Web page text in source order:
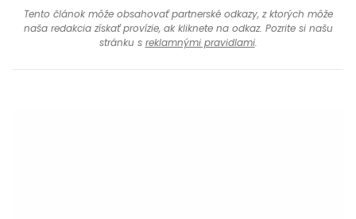
Tento článok môže obsahovať partnerské odkazy, z ktorých môže
naša redakcia získať provízie, ak kliknete na odkaz. Pozrite si našu
stránku s reklamnými pravidlami.